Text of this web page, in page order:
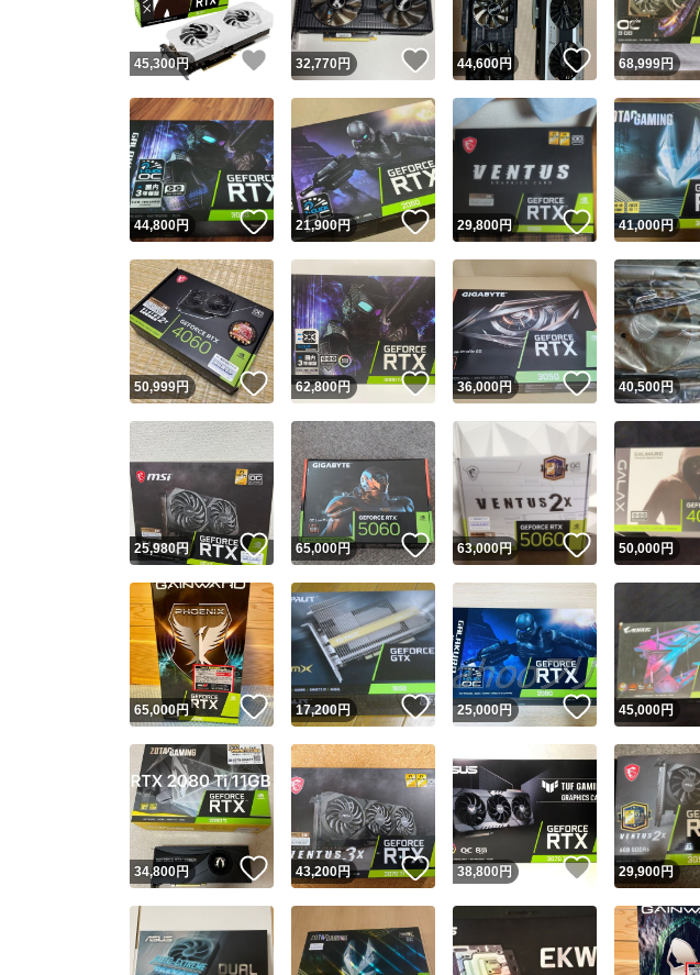
45,300円 いいね！
32,770円 いいね！
44,600円 いいね！
68,999円
44,800円 いいね！
21,900円 いいね！
29,800円 いいね！
41,000円
50,999円 いいね！
62,800円 いいね！
36,000円 いいね！
40,500円
25,980円 いいね！
65,000円 いいね！
63,000円 いいね！
50,000円
65,000円 いいね！
17,200円 いいね！
25,000円 いいね！
45,000円
34,800円 いいね！
43,200円 いいね！
38,800 円 いいね！
29,900円